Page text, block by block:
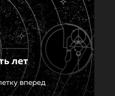
лет
вперед